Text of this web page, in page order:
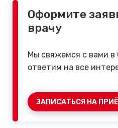
Оформите
врачу
Мы свяжемся с вами
ответим на все
ЗАПИСАТЬСЯ НА